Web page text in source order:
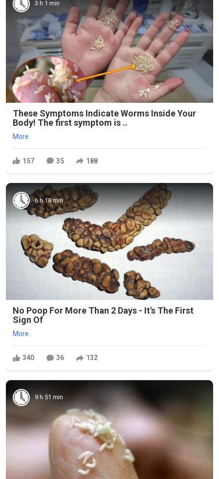
3 h 1 min
These Symptoms Indicate Worms Inside Your
Body! The first symptom is ..
More
157 35 188
6 h 18 min
No Poop For More Than 2 Days - It's The First
Sign Of
More
340 36 132
9 h 51 min